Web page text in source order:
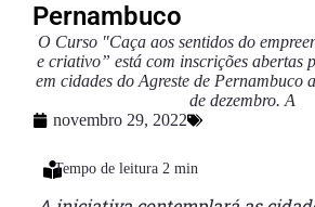
Pernambuco
O Curso "Caça aos sentidos do
e criativo” está com inscrições abertas
em cidades do Agreste de Pernambuco
de dezembro. A
novembro 29, 2022